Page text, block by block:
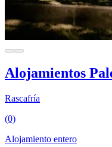
Alojamientos
Rascafría
(0)
Alojamiento entero